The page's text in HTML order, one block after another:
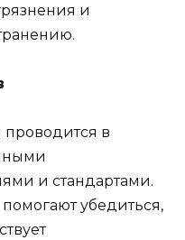
и
в
и стандартами.
убедиться,